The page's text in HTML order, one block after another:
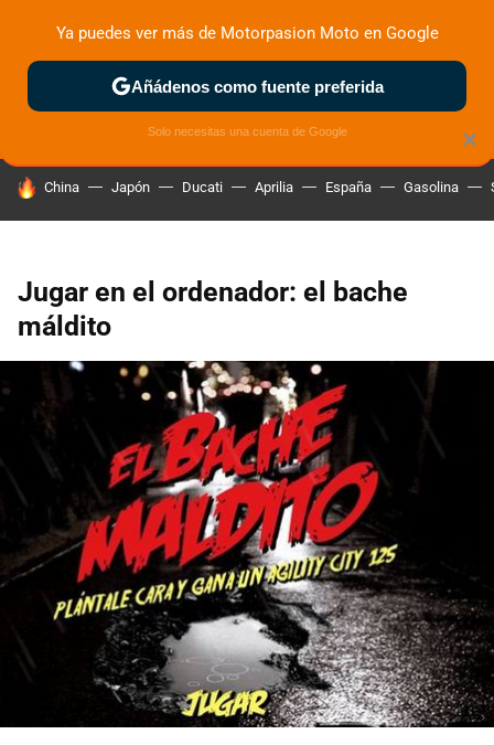
ZONA DE PRUEBAS DEPORTIVAS MOTOS ELÉCTRICAS
HOY SE HABLA DE
China Japón Ducati Aprilia España Gasolina
Jugar en el ordenador: el bache
máldito
×
Ya puedes ver más de Motorpasion Moto en Google
Añádenos como fuente preferida
Solo necesitas una cuenta de Google